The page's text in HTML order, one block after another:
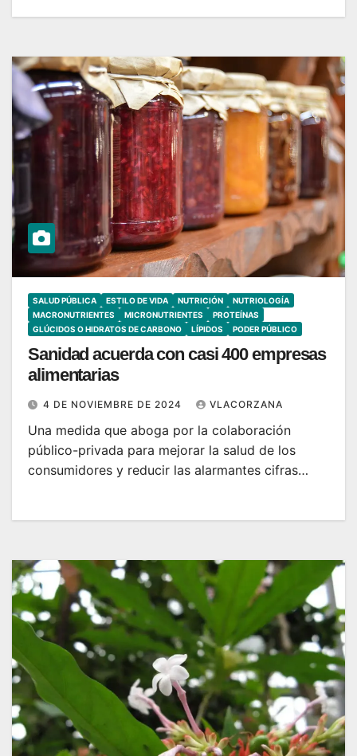
SALUD PÚBLICA ESTILO DE VIDA NUTRICIÓN
NUTRIOLOGÍA
MACRONUTRIENTES
MICRONUTRIENTES
PROTEÍNAS
GLÚCIDOS O HIDRATOS DE CARBONO
LÍPIDOS PODER PÚBLICO
Sanidad acuerda con casi 400 empresas
alimentarias
4 DE NOVIEMBRE DE 2024 VLACORZANA
Una medida que aboga por la colaboración
público-privada para mejorar la salud de los
consumidores y reducir las alarmantes cifras…